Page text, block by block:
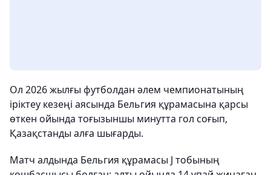
Ол 2026 жылғы футболдан әлем чемпионатының
іріктеу кезеңі аясында Бельгия құрамасына қарсы
өткен ойында тоғызыншы минутта гол соғып,
Қазақстанды алға шығарды.
Матч алдында Бельгия құрамасы J тобының